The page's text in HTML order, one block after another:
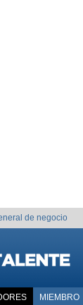
de negocio
MIEMBRO